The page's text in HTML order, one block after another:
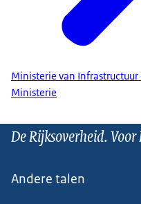
Ministerie van Infrastructuur
Ministerie
De Rijksoverheid.
Andere talen